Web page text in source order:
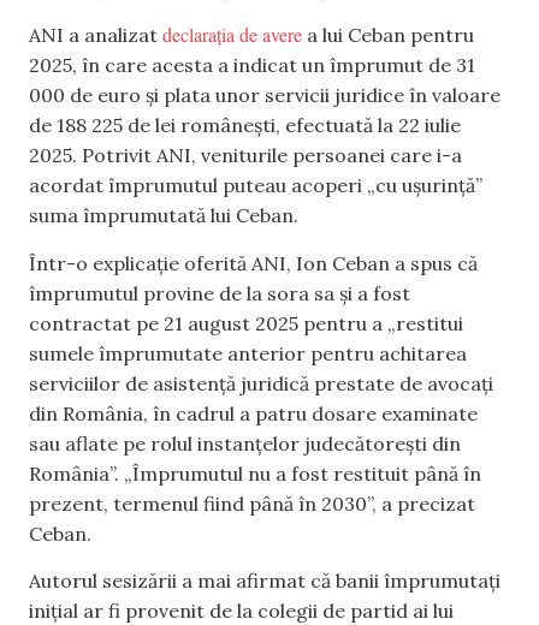
ANI a analizat declarația de avere a lui Ceban pentru
2025, în care acesta a indicat un împrumut de 31
000 de euro și plata unor servicii juridice în valoare
de 188 225 de lei românești, efectuată la 22 iulie
2025. Potrivit ANI, veniturile persoanei care i-a
acordat împrumutul puteau acoperi „cu ușurință”
suma împrumutată lui Ceban.
Într-o explicație oferită ANI, Ion Ceban a spus că
împrumutul provine de la sora sa și a fost
contractat pe 21 august 2025 pentru a „restitui
sumele împrumutate anterior pentru achitarea
serviciilor de asistență juridică prestate de avocați
din România, în cadrul a patru dosare examinate
sau aflate pe rolul instanțelor judecătorești din
România”. „Împrumutul nu a fost restituit până în
prezent, termenul fiind până în 2030”, a precizat
Ceban.
Autorul sesizării a mai afirmat că banii împrumutați
inițial ar fi provenit de la colegii de partid ai lui